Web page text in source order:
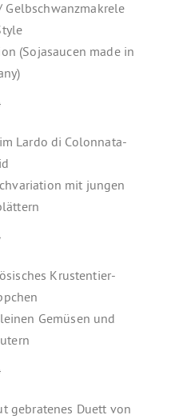
(Sojasaucen made in
Lardo di Colonnata-
mit jungen
Krustentier-
Gemüsen und
gebratenes Duett von